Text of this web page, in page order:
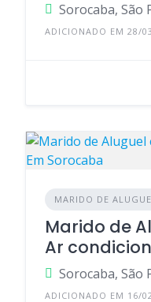
Sorocaba, São
ADICIONADO EM 28/
MARIDO DE
Marido de
Ar
Sorocaba, São
ADICIONADO EM 16/